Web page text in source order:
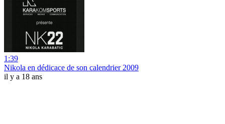
1:39
Nikola en dédicace de son calendrier 2009
il y a 18 ans